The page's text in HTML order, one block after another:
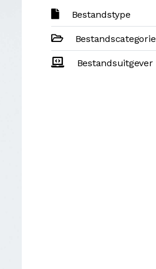
Bestandstype
Bestandscategorie
Bestandsuitgever